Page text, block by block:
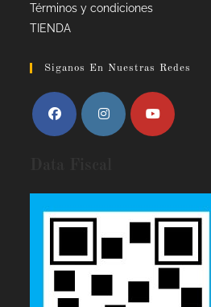
Términos y condiciones
TIENDA
Siganos En Nuestras Redes